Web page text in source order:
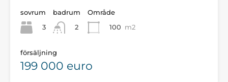
sovrum
3
badrum
2
Område
100 m2
försäljning
199 000 euro